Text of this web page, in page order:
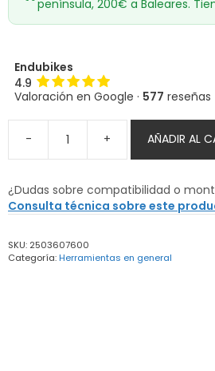
península, 200€ a Baleares.
Endubikes
4.9
Valoración en Google · 577 reseñas
-
XLC
tubo
8,
y
12
+ AÑADIR AL
¿Dudas sobre compatibilidad o
Consulta técnica sobre este
SKU: 2503607600
Categoría:Herramientas en general